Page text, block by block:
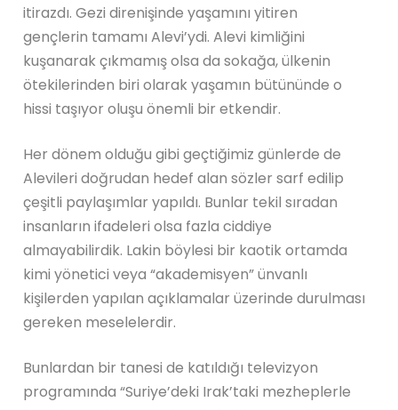
itirazdı. Gezi direnişinde yaşamını yitiren
gençlerin tamamı Alevi’ydi. Alevi kimliğini
kuşanarak çıkmamış olsa da sokağa, ülkenin
ötekilerinden biri olarak yaşamın bütününde o
hissi taşıyor oluşu önemli bir etkendir.
Her dönem olduğu gibi geçtiğimiz günlerde de
Alevileri doğrudan hedef alan sözler sarf edilip
çeşitli paylaşımlar yapıldı. Bunlar tekil sıradan
insanların ifadeleri olsa fazla ciddiye
almayabilirdik. Lakin böylesi bir kaotik ortamda
kimi yönetici veya “akademisyen” ünvanlı
kişilerden yapılan açıklamalar üzerinde durulması
gereken meselelerdir.
Bunlardan bir tanesi de katıldığı televizyon
programında “Suriye’deki Irak’taki mezheplerle